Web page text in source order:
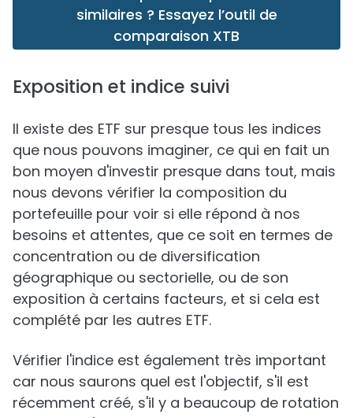
similaires ? Essayez l’outil de
comparaison XTB
Exposition et indice suivi
Il existe des ETF sur presque tous les indices
que nous pouvons imaginer, ce qui en fait un
bon moyen d'investir presque dans tout, mais
nous devons vérifier la composition du
portefeuille pour voir si elle répond à nos
besoins et attentes, que ce soit en termes de
concentration ou de diversification
géographique ou sectorielle, ou de son
exposition à certains facteurs, et si cela est
complété par les autres ETF.
Vérifier l'indice est également très important
car nous saurons quel est l'objectif, s'il est
récemment créé, s'il y a beaucoup de rotation